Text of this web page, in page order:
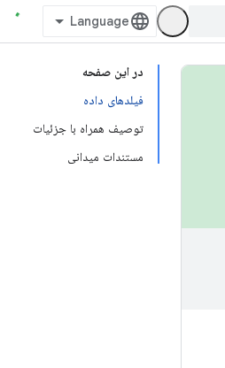
در این صفحه
فیلدهای داده
توصیف همراه با جزئیات
مستندات میدانی